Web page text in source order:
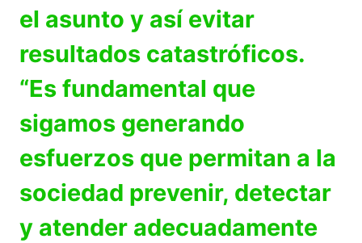
el asunto y así evitar
resultados catastróficos.
“Es fundamental que
sigamos generando
esfuerzos que permitan a la
sociedad prevenir, detectar
y atender adecuadamente